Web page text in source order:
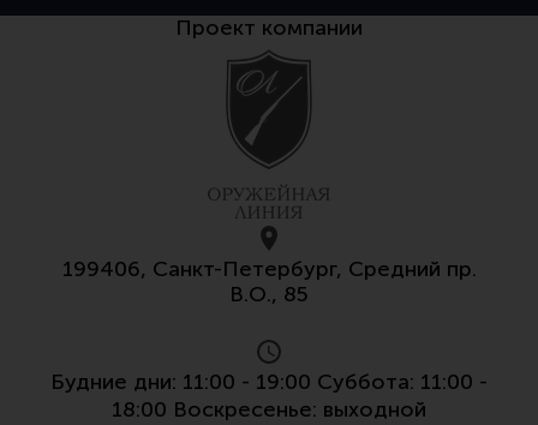
Проект компании
199406, Санкт-Петербург, Средний пр.
В.О., 85
Будние дни: 11:00 - 19:00 Суббота: 11:00 -
18:00 Воскресенье: выходной